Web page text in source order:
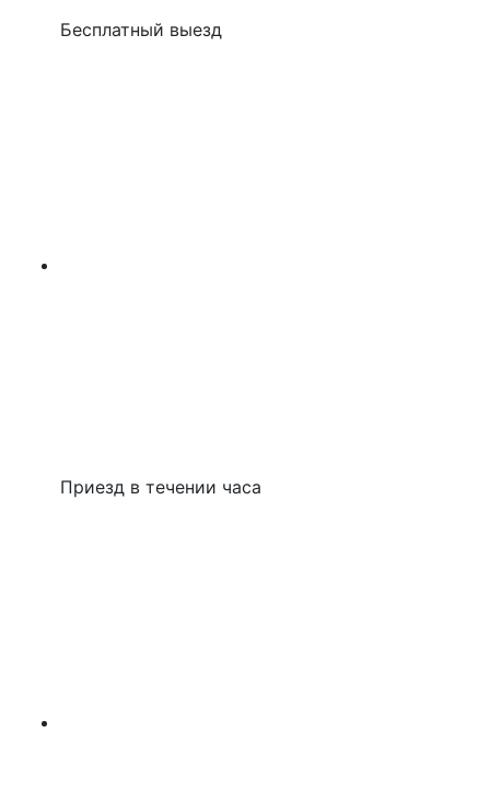
Бесплатный выезд
Приезд в течении часа